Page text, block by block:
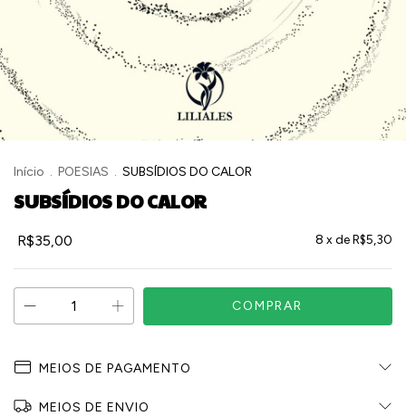
Início . POESIAS . SUBSÍDIOS DO CALOR
SUBSÍDIOS DO CALOR
R$35,00 8 x deR$5,30
MEIOS DE PAGAMENTO
MEIOS DE ENVIO